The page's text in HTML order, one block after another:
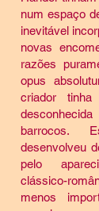
num espaço
inevitável
novas
razões
opus
criador
barrocos.
desenvolveu
pelo
clássico-
menos